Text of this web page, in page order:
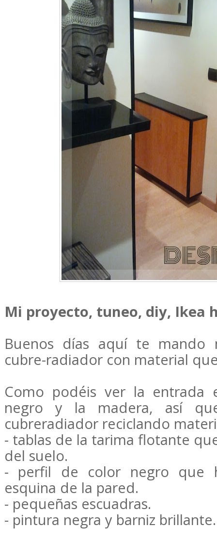
Mi proyecto, tuneo, diy, Ikea
Buenos días aquí te
cubre-radiador con material
Como podéis ver la entrada
negro y la madera, así
cubreradiador reciclando
- tablas de la tarima flotante
del suelo.
- perfil de color negro que
esquina de la pared.
- pequeñas escuadras.
- pintura negra y barniz brillante.